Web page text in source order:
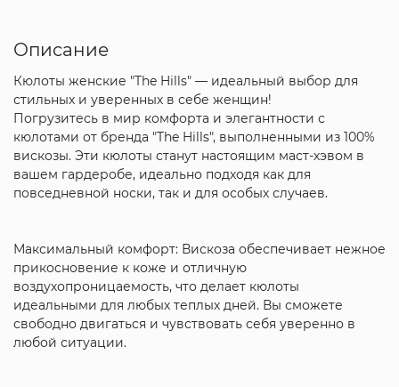
Описание
Кюлоты женские "The Hills" — идеальный выбор для
стильных и уверенных в себе женщин!
Погрузитесь в мир комфорта и элегантности с
кюлотами от бренда "The Hills", выполненными из 100%
вискозы. Эти кюлоты станут настоящим маст-хэвом в
вашем гардеробе, идеально подходя как для
повседневной носки, так и для особых случаев.
Максимальный комфорт: Вискоза обеспечивает нежное
прикосновение к коже и отличную
воздухопроницаемость, что делает кюлоты
идеальными для любых теплых дней. Вы сможете
свободно двигаться и чувствовать себя уверенно в
любой ситуации.